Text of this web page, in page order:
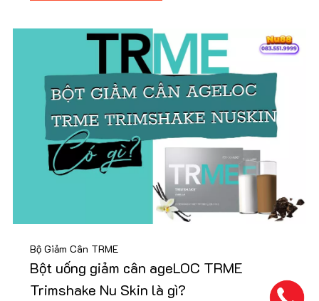
Bộ Giảm Cân TRME
Bột uống giảm cân ageLOC TRME
Trimshake Nu Skin là gì?